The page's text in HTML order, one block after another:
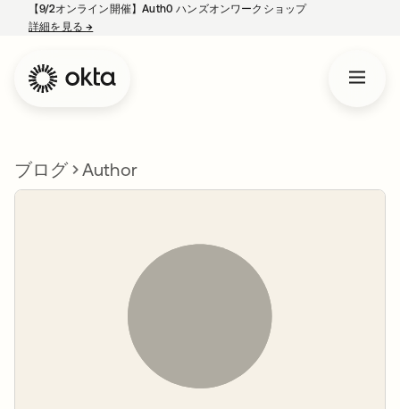
【9/2オンライン開催】Auth0 ハンズオンワークショップ
詳細を見る→
ブログ Author